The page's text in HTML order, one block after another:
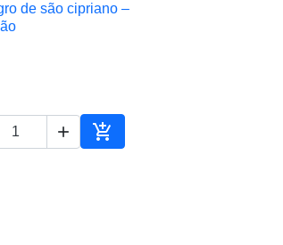
 Vista rápida
de são cipriano –
 
Adicionar ao carrinho